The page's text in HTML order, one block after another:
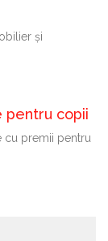
și
pentru copii
cu premii pentru